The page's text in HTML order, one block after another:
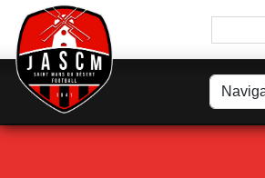
Panneau de gestion des cookies